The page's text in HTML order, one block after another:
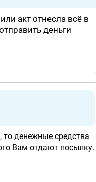
акт отнесла всё в
деньги
денежные средства
Вам отдают посылку.